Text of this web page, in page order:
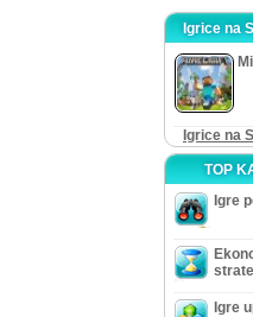
Igrice na
Igrice na
TOP
Igre
Igre